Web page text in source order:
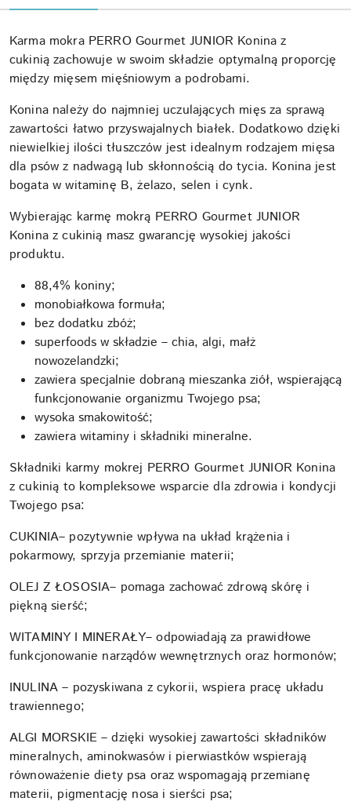
Karma mokra PERRO Gourmet JUNIOR Konina z
cukinią zachowuje w swoim składzie optymalną proporcję
między mięsem mięśniowym a podrobami.
Konina należy do najmniej uczulających mięs za sprawą
zawartości łatwo przyswajalnych białek. Dodatkowo dzięki
niewielkiej ilości tłuszczów jest idealnym rodzajem mięsa
dla psów z nadwagą lub skłonnością do tycia. Konina jest
bogata w witaminę B, żelazo, selen i cynk.
Wybierając karmę mokrą PERRO Gourmet JUNIOR
Konina z cukinią masz gwarancję wysokiej jakości
produktu.
88,4% koniny;
monobiałkowa formuła;
bez dodatku zbóż;
superfoods w składzie – chia, algi, małż
nowozelandzki;
zawiera specjalnie dobraną mieszanka ziół, wspierającą
funkcjonowanie organizmu Twojego psa;
wysoka smakowitość;
zawiera witaminy i składniki mineralne.
Składniki karmy mokrej PERRO Gourmet JUNIOR Konina
z cukinią to kompleksowe wsparcie dla zdrowia i kondycji
Twojego psa:
CUKINIA– pozytywnie wpływa na układ krążenia i
pokarmowy, sprzyja przemianie materii;
OLEJ Z ŁOSOSIA– pomaga zachować zdrową skórę i
piękną sierść;
WITAMINY I MINERAŁY– odpowiadają za prawidłowe
funkcjonowanie narządów wewnętrznych oraz hormonów;
INULINA – pozyskiwana z cykorii, wspiera pracę układu
trawiennego;
ALGI MORSKIE – dzięki wysokiej zawartości składników
mineralnych, aminokwasów i pierwiastków wspierają
równoważenie diety psa oraz wspomagają przemianę
materii, pigmentację nosa i sierści psa;